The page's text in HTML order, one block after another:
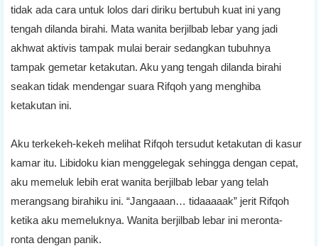
tidak ada cara untuk lolos dari diriku bertubuh kuat ini yang
tengah dilanda birahi. Mata wanita berjilbab lebar yang jadi
akhwat aktivis tampak mulai berair sedangkan tubuhnya
tampak gemetar ketakutan. Aku yang tengah dilanda birahi
seakan tidak mendengar suara Rifqoh yang menghiba
ketakutan ini.
Aku terkekeh-kekeh melihat Rifqoh tersudut ketakutan di kasur
kamar itu. Libidoku kian menggelegak sehingga dengan cepat,
aku memeluk lebih erat wanita berjilbab lebar yang telah
merangsang birahiku ini. “Jangaaan… tidaaaaak” jerit Rifqoh
ketika aku memeluknya. Wanita berjilbab lebar ini meronta-
ronta dengan panik.